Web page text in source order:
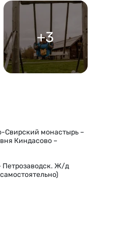
+3
Свирский монастырь –
Киндасово –
Петрозаводск. Ж/д